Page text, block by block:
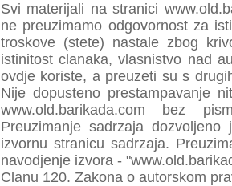
Svi materijali na stranici
preuzimamo odgovornost za
troskove (stete) nastale zbog
istinitost clanaka, vlasnistvo nad
ovdje koriste, a preuzeti su s
Nije dopusteno prestampavanje
www.old.barikada.com bez
Preuzimanje sadrzaja
izvornu stranicu sadrzaja.
navodjenje izvora -
Clanu 120. Zakona o autorskom